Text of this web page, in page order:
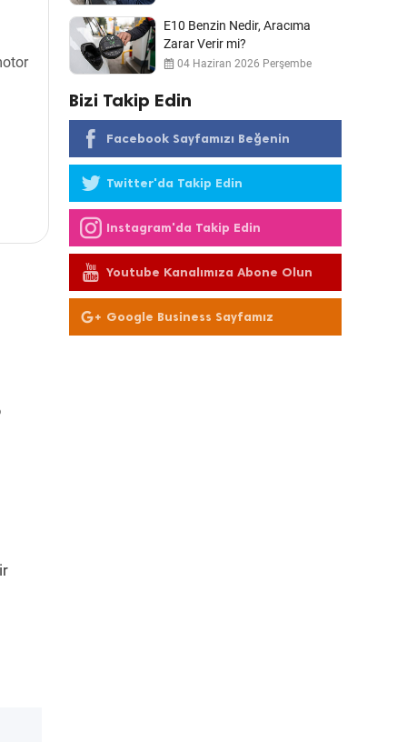
E10 Benzin Nedir, Aracıma
Zarar Verir mi?
04 Haziran 2026 Perşembe
Bizi Takip Edin
Facebook Sayfamızı Beğenin
Twitter'da Takip Edin
Instagram'da Takip Edin
Youtube Kanalımıza Abone Olun
Google Business Sayfamız